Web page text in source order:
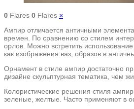
0 Flares 0 Flares ×
Ампир отличается античными
времен. По сравнению со стилем
орлов. Можно встретить
как изображения ваз, образов в
Орнамент в стиле ампир достаточно
дизайне скульптурная тематика, чем
Колористические решения стиля
зеленые, желтые. Часто применяют в